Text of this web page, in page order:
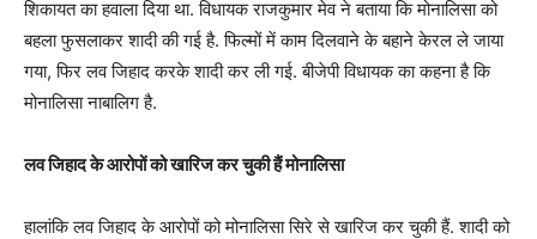
शिकायत का हवाला दिया था. विधायक राजकुमार मेव ने बताया कि मोनालिसा को
बहला फुसलाकर शादी की गई है. फिल्मों में काम दिलवाने के बहाने केरल ले जाया
गया, फिर लव जिहाद करके शादी कर ली गई. बीजेपी विधायक का कहना है कि
मोनालिसा नाबालिग है.
लव जिहाद के आरोपों को खारिज कर चुकी हैं मोनालिसा
हालांकि लव जिहाद के आरोपों को मोनालिसा सिरे से खारिज कर चुकी हैं. शादी को